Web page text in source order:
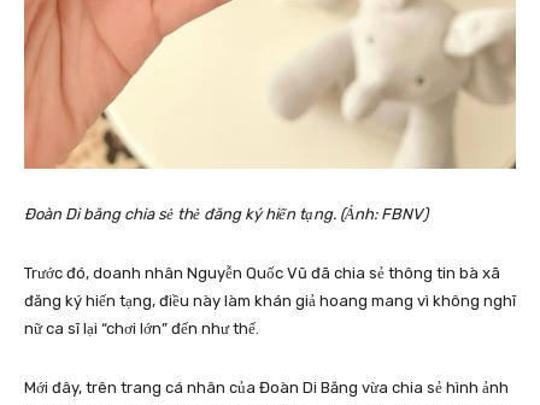
Đoàn Di băng chia sẻ thẻ đăng ký hiến tạng. (Ảnh: FBNV)
Trước đó, doanh nhân Nguyễn Quốc Vũ đã chia sẻ thông tin bà xã
đăng ký hiến tạng, điều này làm khán giả hoang mang vì không nghĩ
nữ ca sĩ lại “chơi lớn” đến như thế.
Mới đây, trên trang cá nhân của Đoàn Di Băng vừa chia sẻ hình ảnh